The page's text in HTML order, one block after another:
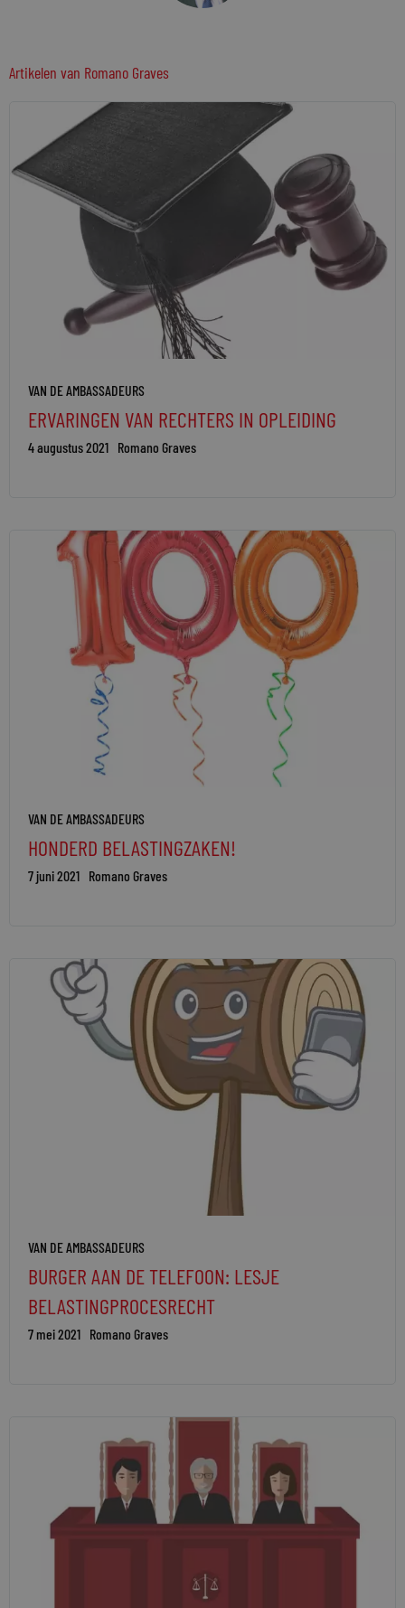
Artikelen van Romano Graves
VAN DE AMBASSADEURS
ERVARINGEN VAN RECHTERS IN OPLEIDING
4 augustus 2021 Romano Graves
VAN DE AMBASSADEURS
HONDERD BELASTINGZAKEN!
7 juni 2021 Romano Graves
VAN DE AMBASSADEURS
BURGER AAN DE TELEFOON: LESJE
BELASTINGPROCESRECHT
7 mei 2021 Romano Graves